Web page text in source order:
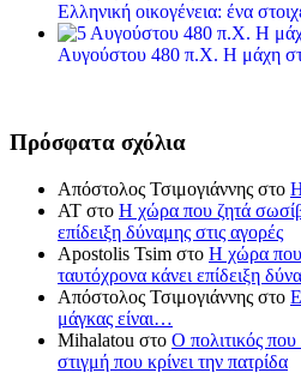
Ελληνική οικογένεια: ένα
Αυγούστου 480 π.Χ. Η μάχη
Πρόσφατα σχόλια
Απόστολος Τσιμογιάννης στο
ΑΤ στο Η χώρα που ζητά
επίδειξη δύναμης στις αγορές
Apostolis Tsim στο Η χώρα που
ταυτόχρονα κάνει επίδειξη
Απόστολος Τσιμογιάννης στο
μάγκας είναι…
Mihalatou στο Ο πολιτικός
στιγμή που κρίνει την πατρίδα